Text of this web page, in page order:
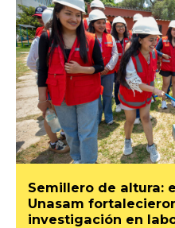
Semillero de altura:
Unasam
investigación en